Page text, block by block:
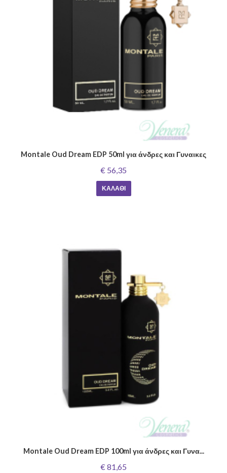
Montale Oud Dream EDP 50ml για άνδρες και Γυναικες
€ 56,35
ΚΑΛΆΘΙ
Montale Oud Dream EDP 100ml για άνδρες και Γυνα...
€ 81,65